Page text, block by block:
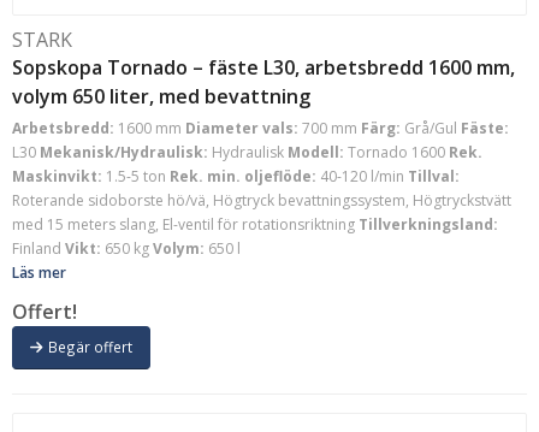
STARK
Sopskopa Tornado – fäste L30, arbetsbredd 1600 mm,
volym 650 liter, med bevattning
Arbetsbredd: 1600 mm Diameter vals: 700 mm Färg: Grå/Gul Fäste:
L30 Mekanisk/Hydraulisk: Hydraulisk Modell: Tornado 1600 Rek.
Maskinvikt: 1.5-5 ton Rek. min. oljeflöde: 40-120 l/min Tillval:
Roterande sidoborste hö/vä, Högtryck bevattningssystem, Högtryckstvätt
med 15 meters slang, El-ventil för rotationsriktning Tillverkningsland:
Finland Vikt: 650 kgVolym: 650 l
Läs mer
Offert!
Begär offert